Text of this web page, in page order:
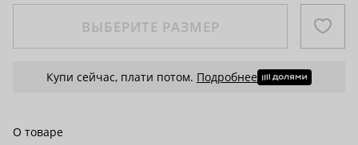
ВЫБЕРИТЕ РАЗМЕР
Купи сейчас, плати потом. Подробнее
О товаре